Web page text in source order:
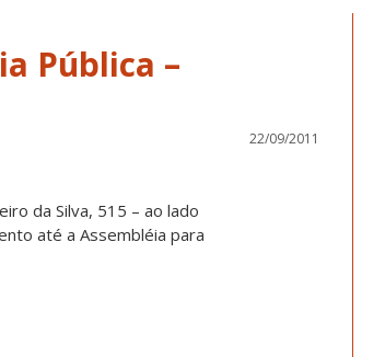
Pública –
22/09/2011
da Silva, 515 – ao lado
até a Assembléia para